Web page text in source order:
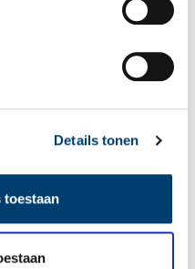
Details tonen
toestaan
reactie.
*. Het e-mailadres wordt niet